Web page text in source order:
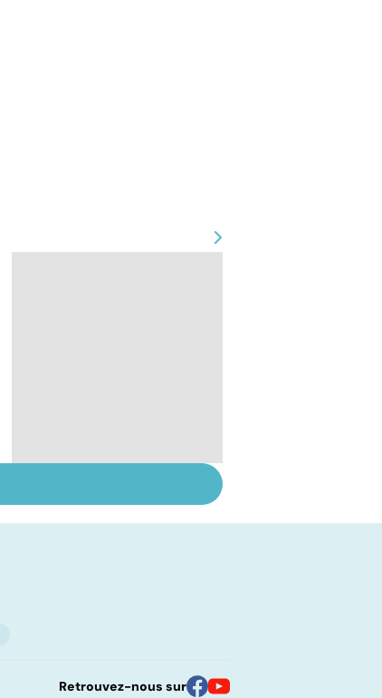
amygdales : que faire
Retrouvez-nous sur